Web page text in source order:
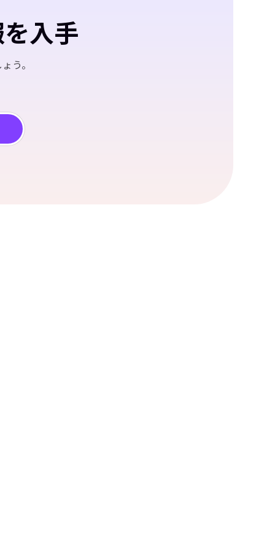
入手
う。